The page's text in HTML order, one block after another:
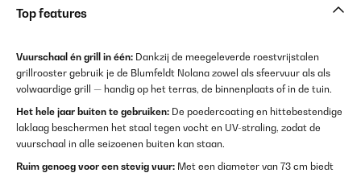
Top features
Vuurschaal én grill in één: Dankzij de meegeleverde roestvrijstalen
grillrooster gebruik je de Blumfeldt Nolana zowel als sfeervuur als als
volwaardige grill — handig op het terras, de binnenplaats of in de tuin.
Het hele jaar buiten te gebruiken: De poedercoating en hittebestendige
laklaag beschermen het staal tegen vocht en UV-straling, zodat de
vuurschaal in alle seizoenen buiten kan staan.
Ruim genoeg voor een stevig vuur: Met een diameter van 73 cm biedt